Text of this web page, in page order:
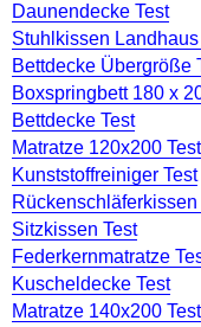
Daunendecke Test
Stuhlkissen Landhaus
Bettdecke Übergröße
Boxspringbett 180 x
Bettdecke Test
Matratze 120x200 Test
Kunststoffreiniger Test
Rückenschläferkissen
Sitzkissen Test
Federkernmatratze
Kuscheldecke Test
Matratze 140x200 Test